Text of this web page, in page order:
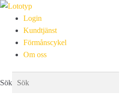
Login
Kundtjänst
Förmånscykel
Om oss
Sök